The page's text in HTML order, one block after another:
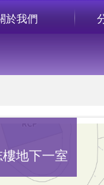
於我們
地下一室